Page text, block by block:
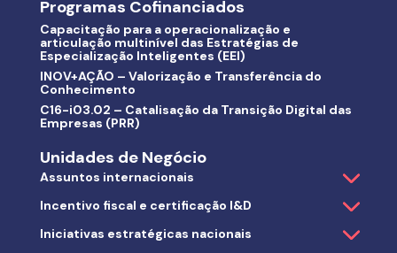
Programas Cofinanciados
Capacitação para a operacionalização e
articulação multinível das Estratégias de
Especialização Inteligentes (EEI)
INOV+AÇÃO – Valorização e Transferência do
Conhecimento
C16-i03.02 – Catalisação da Transição Digital das
Empresas (PRR)
Unidades de Negócio
Assuntos internacionais
Incentivo fiscal e certificação I&D
Iniciativas estratégicas nacionais